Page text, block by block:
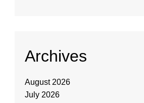
Archives
August 2026
July 2026